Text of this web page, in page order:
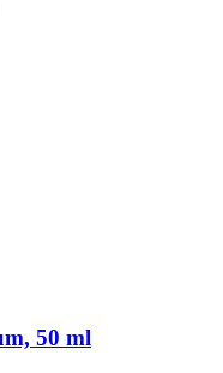
50 ml